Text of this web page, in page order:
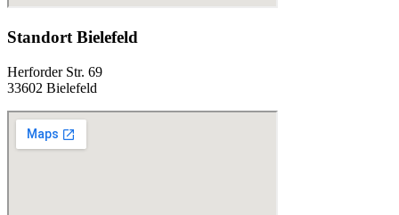
Standort Bielefeld
Herforder Str. 69
33602 Bielefeld